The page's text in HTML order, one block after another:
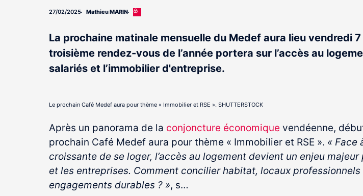
27/02/2025 Mathieu MARIN
Cet
réservé
aux
abonnés
La prochaine matinale mensuelle du Medef aura lieu vendredi 7
troisième rendez-vous de l’année portera sur l’accès au
salariés et l’immobilier d'entreprise.
Le prochain Café Medef aura pour thème « Immobilier et RSE ». SHUTTERSTOCK
Après un panorama de la conjoncture économique vendéenne,
prochain Café Medef aura pour thème « Immobilier et RSE ». « Face
croissante de se loger, l’accès au logement devient un enjeu
et les entreprises. Comment concilier habitat, locaux professionnels
engagements durables ? », s…